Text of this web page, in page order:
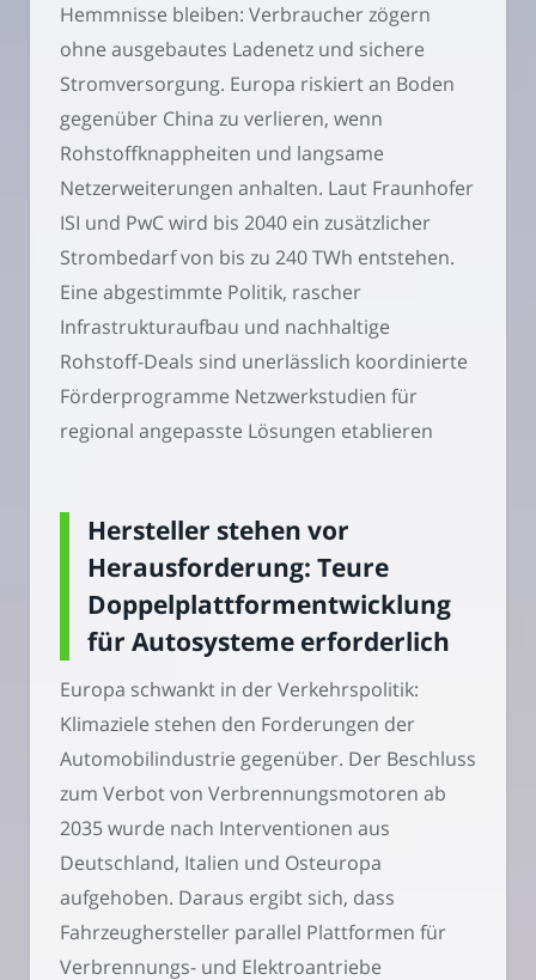
Hemmnisse bleiben: Verbraucher zögern
ohne ausgebautes Ladenetz und sichere
Stromversorgung. Europa riskiert an Boden
gegenüber China zu verlieren, wenn
Rohstoffknappheiten und langsame
Netzerweiterungen anhalten. Laut Fraunhofer
ISI und PwC wird bis 2040 ein zusätzlicher
Strombedarf von bis zu 240 TWh entstehen.
Eine abgestimmte Politik, rascher
Infrastrukturaufbau und nachhaltige
Rohstoff-Deals sind unerlässlich koordinierte
Förderprogramme Netzwerkstudien für
regional angepasste Lösungen etablieren
Hersteller stehen vor
Herausforderung: Teure
Doppelplattformentwicklung
für Autosysteme erforderlich
Europa schwankt in der Verkehrspolitik:
Klimaziele stehen den Forderungen der
Automobilindustrie gegenüber. Der Beschluss
zum Verbot von Verbrennungsmotoren ab
2035 wurde nach Interventionen aus
Deutschland, Italien und Osteuropa
aufgehoben. Daraus ergibt sich, dass
Fahrzeughersteller parallel Plattformen für
Verbrennungs- und Elektroantriebe